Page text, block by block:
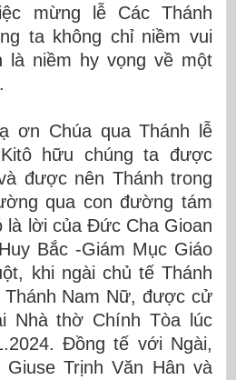
mừng lễ Các Thánh
ta không chỉ niềm vui
là niềm hy vọng về một
ơn Chúa qua Thánh lễ
hữu chúng ta được
được nên Thánh trong
qua con đường tám
là lời của Đức Cha Gioan
Bắc -Giám Mục Giáo
khi ngài chủ tế Thánh
Thánh Nam Nữ, được cử
Nhà thờ Chính Tòa lúc
Đồng tế với Ngài,
Trịnh Văn Hân và